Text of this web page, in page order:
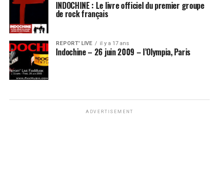
INDOCHINE : Le livre officiel du premier groupe
de rock français
REPORT' LIVE il y a 17 ans
Indochine – 26 juin 2009 – l’Olympia, Paris
ADVERTISEMENT